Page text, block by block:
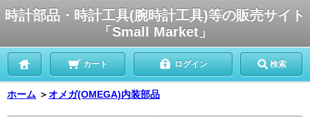
時計部品・時計工具(腕時計工具)等の販売サイト
「Small Market」
カート ログイン 検索
ホーム ＞オメガ(OMEGA)内装部品